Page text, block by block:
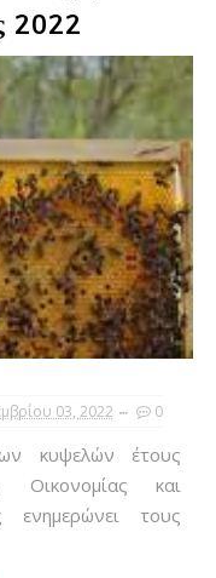
2022
03, 2022 0
κυψελών έτους
Οικονομίας και
ενημερώνει τους